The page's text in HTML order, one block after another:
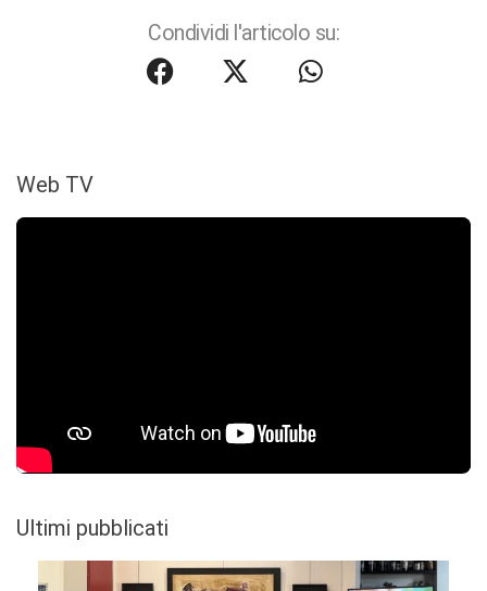
Condividi l'articolo su:
Web TV
Ultimi pubblicati